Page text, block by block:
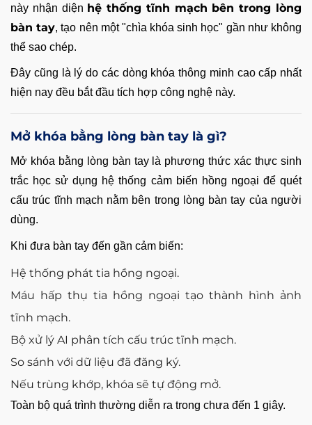
này nhận diện hệ thống tĩnh mạch bên trong lòng
bàn tay, tạo nên một "chìa khóa sinh học" gần như không
thể sao chép.
Đây cũng là lý do các dòng khóa thông minh cao cấp nhất
hiện nay đều bắt đầu tích hợp công nghệ này.
Mở khóa bằng lòng bàn tay là gì?
Mở khóa bằng lòng bàn tay là phương thức xác thực sinh
trắc học sử dụng hệ thống cảm biến hồng ngoại để quét
cấu trúc tĩnh mạch nằm bên trong lòng bàn tay của người
dùng.
Khi đưa bàn tay đến gần cảm biến:
Hệ thống phát tia hồng ngoại.
Máu hấp thụ tia hồng ngoại tạo thành hình ảnh
tĩnh mạch.
Bộ xử lý AI phân tích cấu trúc tĩnh mạch.
So sánh với dữ liệu đã đăng ký.
Nếu trùng khớp, khóa sẽ tự động mở.
Toàn bộ quá trình thường diễn ra trong chưa đến 1 giây.